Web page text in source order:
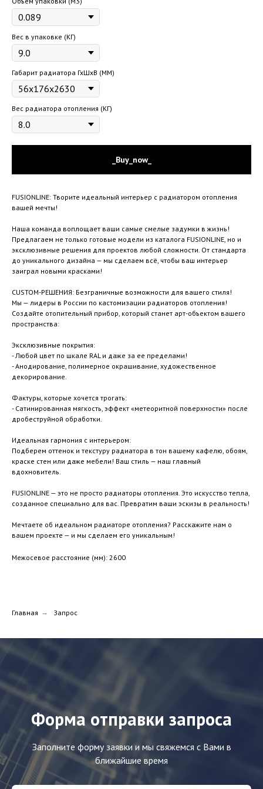
Вес в упаковке (КГ)
Габарит радиатора ГхШхВ (ММ)
Вес радиатора отопления (КГ)
_Buy_now_
FUSIONLINE: Творите идеальный интерьер с радиатором отопления
вашей мечты!
Наша команда воплощает ваши самые смелые задумки в жизнь!
Предлагаем не только готовые модели из каталога FUSIONLINE, но и
эксклюзивные решения для проектов любой сложности. От стандарта
до уникального дизайна — мы сделаем всё, чтобы ваш интерьер
заиграл новыми красками!
CUSTOM-РЕШЕНИЯ: Безграничные возможности для вашего стиля!
Мы — лидеры в России по кастомизации радиаторов отопления!
Создайте отопительный прибор, который станет арт-объектом вашего
пространства:
Эксклюзивные покрытия:
- Любой цвет по шкале RAL и даже за ее пределами!
- Анодирование, полимерное окрашивание, художественное
декорирование.
Фактуры, которые хочется трогать:
- Сатинированная мягкость, эффект «метеоритной поверхности» после
дробеструйной обработки.
Идеальная гармония с интерьером:
Подберем оттенок и текстуру радиатора в тон вашему кафелю, обоям,
краске стен или даже мебели! Ваш стиль — наш главный
вдохновитель.
FUSIONLINE — это не просто радиаторы отопления. Это искусство тепла,
созданное специально для вас. Превратим ваши эскизы в реальность!
Мечтаете об идеальном радиаторе отопления? Расскажите нам о
вашем проекте — и мы сделаем его уникальным!
Межосевое расстояние (мм): 2600
Главная → Запрос
Форма отправки запроса
Заполните форму заявки и мы свяжемся с Вами в
ближайшие время